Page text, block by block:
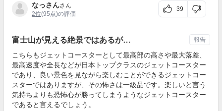
なっさんさん
2位(95点)の評価
39
富士山が見える絶景ではあるが…
こちらもジェットコースターとして最高部の高さや最大落差、
最高速度や全長などが日本トップクラスのジェットコースター
であり、良い景色を見ながら楽しむことができるジェットコー
スターではありますが、その怖さは一級品です。楽しいと言う
気持ちよりも恐怖心が勝ってしまうようなジェットコースター
であると言えるでしょう。
報告